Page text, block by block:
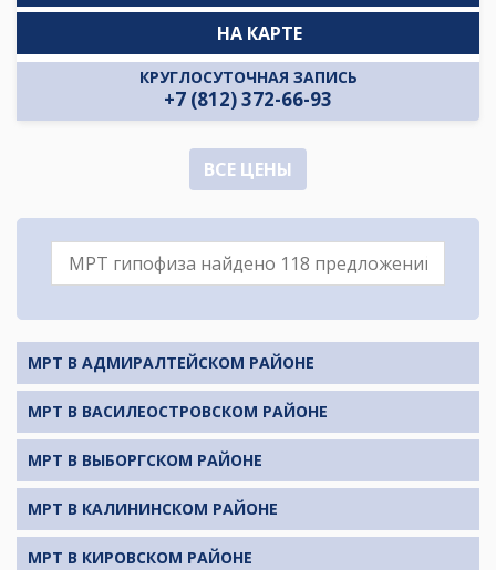
КРУГЛОСУТОЧНАЯ ЗАПИСЬ
+7 (812) 372-66-93
НА КАРТЕ
ВСЕ ЦЕНЫ
МРТ В АДМИРАЛТЕЙСКОМ РАЙОНЕ
МРТ В ВАСИЛЕОСТРОВСКОМ РАЙОНЕ
МРТ В ВЫБОРГСКОМ РАЙОНЕ
МРТ В КАЛИНИНСКОМ РАЙОНЕ
МРТ В КИРОВСКОМ РАЙОНЕ